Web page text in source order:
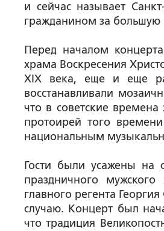
и сейчас называет
гражданином за большую
Перед началом
храма Воскресения
XIX века, еще и еще
восстанавливали
что в советские
протоирей того
национальным
Гости были усажены на
праздничного
главного регента
случаю. Концерт был
что традиция